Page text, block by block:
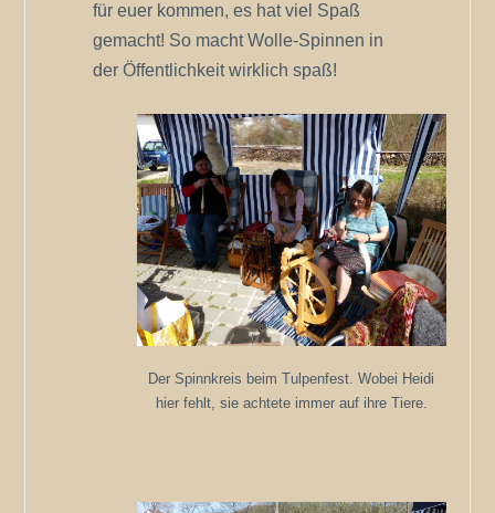
für euer kommen, es hat viel Spaß
gemacht! So macht Wolle-Spinnen in
der Öffentlichkeit wirklich spaß!
Der Spinnkreis beim Tulpenfest. Wobei Heidi
hier fehlt, sie achtete immer auf ihre Tiere.